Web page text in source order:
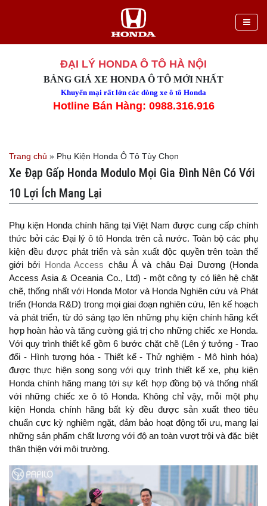
ĐẠI LÝ HONDA Ô TÔ HÀ NỘI
BẢNG GIÁ XE HONDA Ô TÔ MỚI NHẤT
Khuyến mại rất lớn các dòng xe ô tô Honda
Hotline Bán Hàng: 0988.316.916
Trang chủ » Phụ Kiện Honda Ô Tô Tùy Chọn
Xe Đạp Gấp Honda Modulo Mọi Gia Đình Nên Có Với
10 Lợi Ích Mang Lại
Phụ kiện Honda chính hãng tại Việt Nam được cung cấp chính
thức bởi các Đại lý ô tô Honda trên cả nước. Toàn bộ các phụ
kiện đều được phát triển và sản xuất độc quyền trên toàn thế
giới bởi
Honda Access châu Á và châu Đại Dương (Honda
Access Asia & Oceania Co., Ltd) - một công ty có liên hệ chặt
chẽ, thống nhất với Honda Motor và Honda Nghiên cứu và Phát
triển (Honda R&D) trong mọi giai đoạn nghiên cứu, lên kế hoạch
và phát triển, từ đó sáng tạo lên những phụ kiện chính hãng kết
hợp hoàn hảo và tăng cường giá trị cho những chiếc xe Honda.
Với quy trình thiết kế gồm 6 bước chặt chẽ (Lên ý tưởng - Trao
đổi - Hình tượng hóa - Thiết kế - Thử nghiệm - Mô hình hóa)
được thực hiện song song với quy trình thiết kế xe, phụ kiện
Honda chính hãng mang tới sự kết hợp đồng bộ và thống nhất
với những chiếc xe ô tô Honda. Không chỉ vậy, mỗi một phụ
kiện Honda chính hãng bất kỳ đều được sản xuất theo tiêu
chuẩn cực kỳ nghiêm ngặt, đảm bảo hoạt động tối ưu, mang lại
những sản phẩm chất lượng với độ an toàn vượt trội và đặc biệt
thân thiện với môi trường.